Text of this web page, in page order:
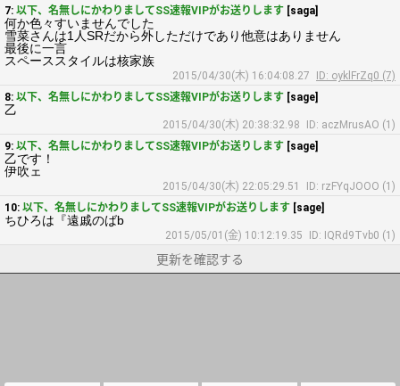
7: 以下、名無しにかわりましてSS速報VIPがお送りします [saga]
何か色々すいませんでした
雪菜さんは1人SRだから外しただけであり他意はありません
最後に一言
スペーススタイルは核家族
2015/04/30(木) 16:04:08.27
ID: oyklFrZq0 (7)
8: 以下、名無しにかわりましてSS速報VIPがお送りします [sage]
乙
2015/04/30(木) 20:38:32.98
ID: aczMrusAO (1)
9: 以下、名無しにかわりましてSS速報VIPがお送りします [sage]
乙です！
伊吹ェ
2015/04/30(木) 22:05:29.51
ID: rzFYqJOOO (1)
10: 以下、名無しにかわりましてSS速報VIPがお送りします [sage]
ちひろは『遠戚のばb
2015/05/01(金) 10:12:19.35 ID: IQRd9Tvb0 (1)
更新を確認する